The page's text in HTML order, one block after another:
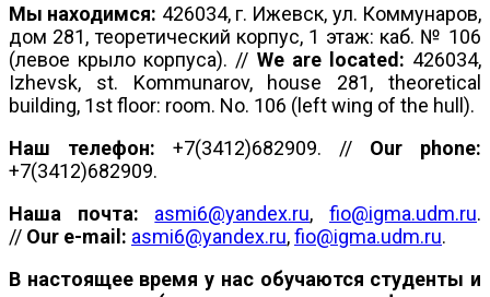
Мы находимся: 426034, г. Ижевск, ул. Коммунаров,
дом 281, теоретический корпус, 1 этаж: каб. № 106
(левое крыло корпуса). // We are located: 426034,
Izhevsk, st. Kommunarov, house 281, theoretical
building, 1st floor: room. No. 106 (left wing of the hull).
Наш телефон: +7(3412)682909. // Our phone:
+7(3412)682909.
Наша почта: asmi6@yandex.ru,fio@igma.udm.ru.
// Our e-mail: asmi6@yandex.ru,fio@igma.udm.ru.
В настоящее время у нас обучаются студенты и